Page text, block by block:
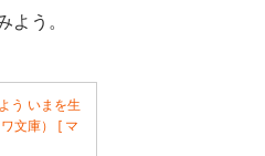
よう。
う いまを生
文庫） [ マ